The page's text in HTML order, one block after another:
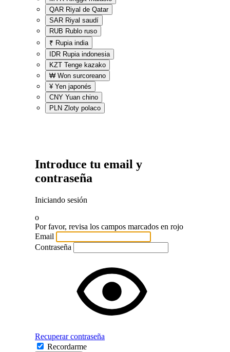
QAR Riyal de Qatar
SAR Riyal saudí
RUB Rublo ruso
₹ Rupia india
IDR Rupia indonesia
KZT Tenge kazako
₩ Won surcoreano
¥ Yen japonés
CNY Yuan chino
PLN Zloty polaco
Introduce tu email y
contraseña
Iniciando sesión
o
Por favor, revisa los campos marcados en rojo
Email
Contraseña
Recuperar contraseña
Recordarme